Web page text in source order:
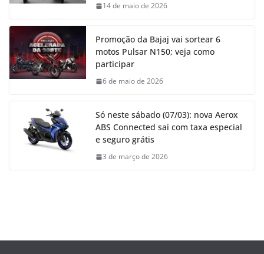
14 de maio de 2026
Promoção da Bajaj vai sortear 6
motos Pulsar N150; veja como
participar
6 de maio de 2026
Só neste sábado (07/03): nova Aerox
ABS Connected sai com taxa especial
e seguro grátis
3 de março de 2026